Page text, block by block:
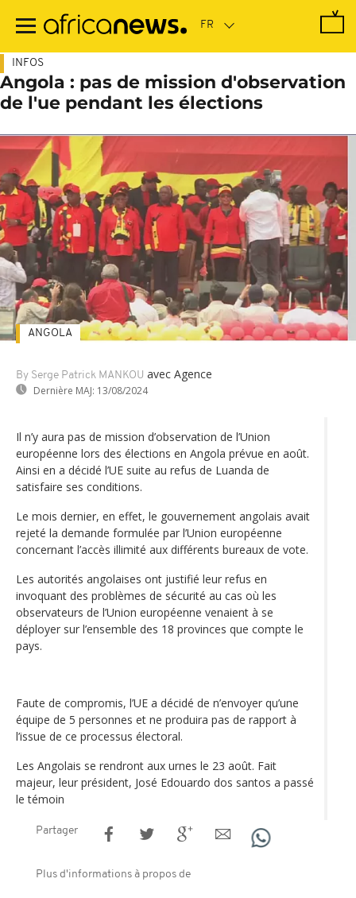
contenu
INFOS
Angola : pas de mission d'observation
de l'ue pendant les élections
By Serge Patrick MANKOU avec Agence
Dernière MAJ: 13/08/2024
ANGOLA
Il n’y aura pas de mission d’observation de l’Union
européenne lors des élections en Angola prévue en août.
Ainsi en a décidé l’UE suite au refus de Luanda de
satisfaire ses conditions.
Le mois dernier, en effet, le gouvernement angolais avait
rejeté la demande formulée par l’Union européenne
concernant l’accès illimité aux différents bureaux de vote.
Les autorités angolaises ont justifié leur refus en
invoquant des problèmes de sécurité au cas où les
observateurs de l’Union européenne venaient à se
déployer sur l’ensemble des 18 provinces que compte le
pays.
Faute de compromis, l’UE a décidé de n’envoyer qu’une
équipe de 5 personnes et ne produira pas de rapport à
l’issue de ce processus électoral.
Les Angolais se rendront aux urnes le 23 août. Fait
majeur, leur président, José Edouardo dos santos a passé
le témoin
Partager
Plus d'informations à propos de